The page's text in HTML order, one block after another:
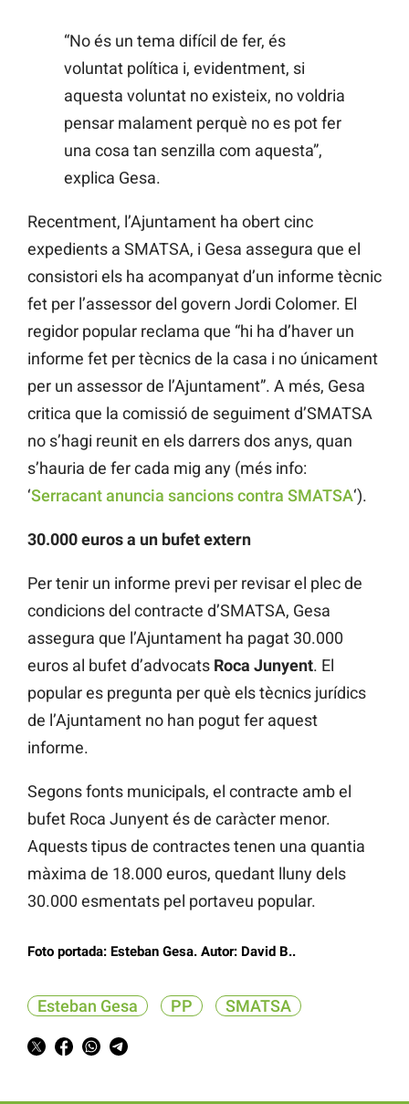
“No és un tema difícil de fer, és
voluntat política i, evidentment, si
aquesta voluntat no existeix, no voldria
pensar malament perquè no es pot fer
una cosa tan senzilla com aquesta”,
explica Gesa.
Recentment, l’Ajuntament ha obert cinc
expedients a SMATSA, i Gesa assegura que el
consistori els ha acompanyat d’un informe tècnic
fet per l’assessor del govern Jordi Colomer. El
regidor popular reclama que “hi ha d’haver un
informe fet per tècnics de la casa i no únicament
per un assessor de l’Ajuntament”. A més, Gesa
critica que la comissió de seguiment d’SMATSA
no s’hagi reunit en els darrers dos anys, quan
s’hauria de fer cada mig any (més info:
‘Serracant anuncia sancions contra SMATSA‘).
30.000 euros a un bufet extern
Per tenir un informe previ per revisar el plec de
condicions del contracte d’SMATSA, Gesa
assegura que l’Ajuntament ha pagat 30.000
euros al bufet d’advocats Roca Junyent. El
popular es pregunta per què els tècnics jurídics
de l’Ajuntament no han pogut fer aquest
informe.
Segons fonts municipals, el contracte amb el
bufet Roca Junyent és de caràcter menor.
Aquests tipus de contractes tenen una quantia
màxima de 18.000 euros, quedant lluny dels
30.000 esmentats pel portaveu popular.
Foto portada: Esteban Gesa. Autor: David B..
Esteban Gesa PP SMATSA